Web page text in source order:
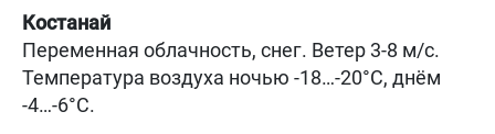
Костанай
Переменная облачность, снег. Ветер 3-8 м/с.
Температура воздуха ночью -18…-20°C, днём
-4…-6°C.